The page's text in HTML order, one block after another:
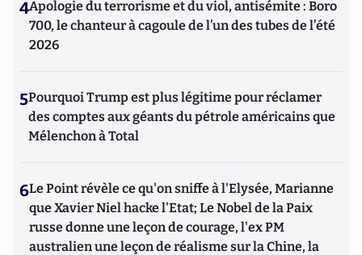
4Apologie du terrorisme et du viol, antisémite : Boro
700, le chanteur à cagoule de l’un des tubes de l’été
2026
5Pourquoi Trump est plus légitime pour réclamer
des comptes aux géants du pétrole américains que
Mélenchon à Total
6Le Point révèle ce qu'on sniffe à l'Elysée, Marianne
que Xavier Niel hacke l'Etat; Le Nobel de la Paix
russe donne une leçon de courage, l'ex PM
australien une leçon de réalisme sur la Chine, la